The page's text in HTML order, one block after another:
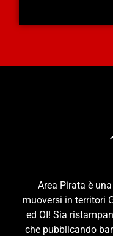
Area Pirata è
muoversi in territori
ed OI! Sia
che pubblicando